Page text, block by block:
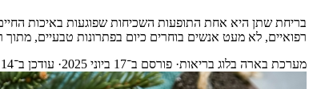
בריחת שתן היא אחת התופעות השכיחות שפוגעות באיכות החיים
רפואיים, לא מעט אנשים בוחרים כיום בפתרונות טבעיים, מתוך
מערכת בארה בלוג בריאות· פורסם ב־17 ביוני 2025 · עודכן ב־14 ביולי 2026